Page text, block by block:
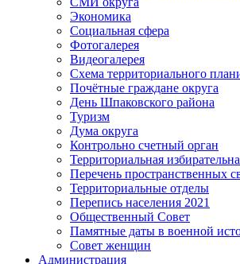
Экономика
Социальная сфера
Фотогалерея
Видеогалерея
Схема территориального
Почётные граждане округа
День Шпаковского района
Туризм
Дума округа
Контрольно счетный орган
Территориальная
Перечень пространственных
Территориальные отделы
Перепись населения 2021
Общественный Совет
Памятные даты в военной
Совет женщин
Администрация